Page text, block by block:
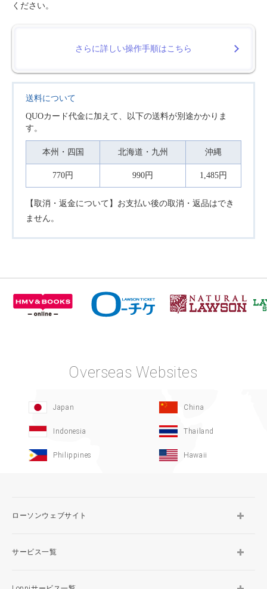
ください。
さらに詳しい操作手順はこちら
送料について
QUOカード代金に加えて、以下の送料が別途かかりま
す。
本州・四国 北海道・九州 沖縄
770円 990円 1,485円
【取消・返金について】お支払い後の取消・返品はでき
ません。
Overseas Websites
Japan China
Indonesia Thailand
Philippines Hawaii
ローソンウェブサイト
サービス一覧